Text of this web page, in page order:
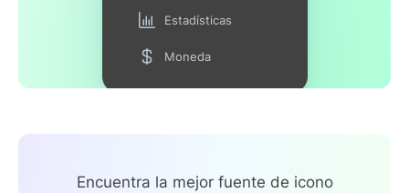
Estadísticas
Moneda
Encuentra la mejor fuente de icono